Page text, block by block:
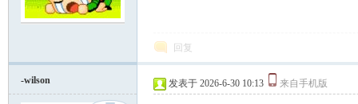
回复
-wilson 发表于 2026-6-30 10:13 来自手机版